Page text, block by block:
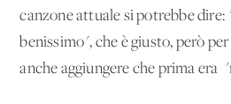
canzone attuale si potrebbe dire:
benissimo", che è giusto, però
anche aggiungere che prima era